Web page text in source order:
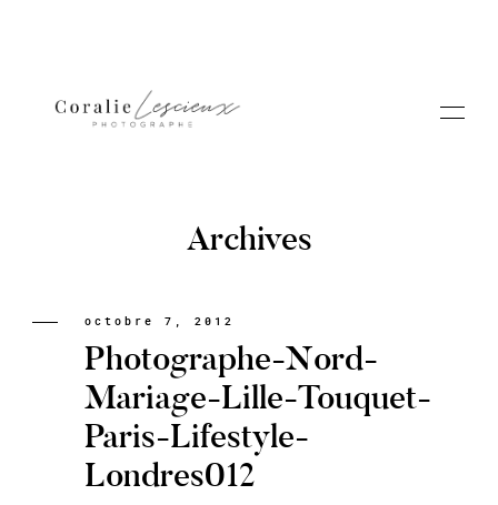
Portfolio
A PROPOS CORALIE
Contact
Archives
octobre 7, 2012
Photographe-Nord-
Mariage-Lille-Touquet-
Paris-Lifestyle-
Londres012